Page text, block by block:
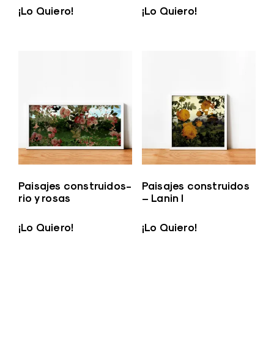
¡Lo Quiero! ¡Lo Quiero!
Paisajes construidos-
rio y rosas
¡Lo Quiero!
Paisajes construidos
– Lanin I
¡Lo Quiero!